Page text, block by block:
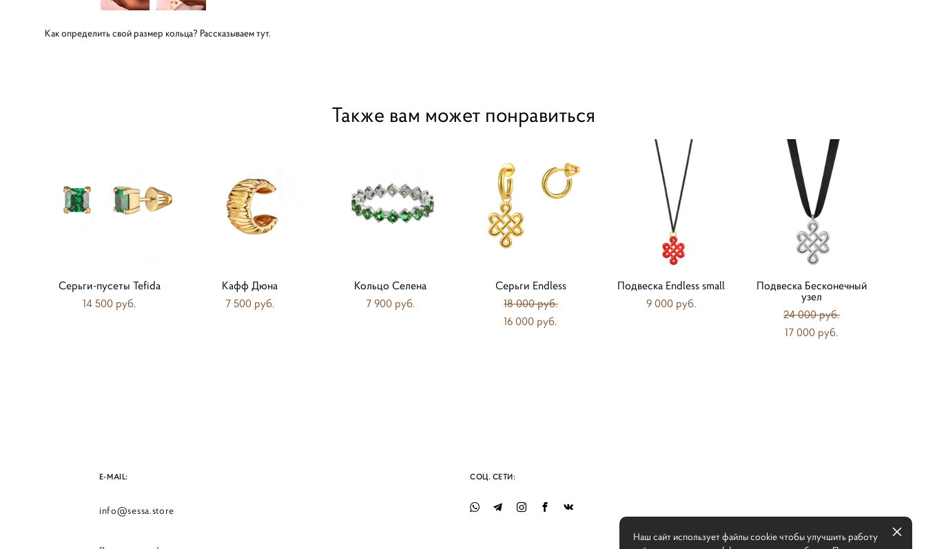
Как определить свой размер кольца? Рассказываемтут.
Также вам может понравиться
Серьги-пусеты Tefida
14 500 pуб.
Кафф Дюна
7 500 pуб.
Кольцо Селена
7 900 pуб.
Серьги Endless
18 000 pуб.
16 000 pуб.
Подвеска Endless small
9 000 pуб.
Подвеска Бесконечный
узел
24 000 pуб.
17 000 pуб.
E-MAIL:
info@sessa.store
СОЦ. СЕТИ:
Наш сайт использует файлы cookie чтобы улучшить работу